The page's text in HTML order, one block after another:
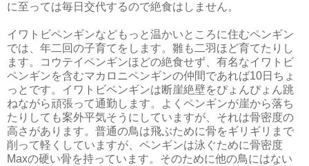
に至っては毎日交代するので絶食はしません。
イワトビペンギンなどもっと温かいところに住むペンギン
では、年二回の子育てをします。雛も二羽ほど育てたりし
ます。コウテイペンギンほどの絶食せず、有名なイワトビ
ペンギンを含むマカロニペンギンの仲間であれば10日ちょ
っとです。イワトビペンギンは断崖絶壁をぴょんぴょん跳
ねながら頑張って通勤します。よくペンギンが崖から落ち
たりしても案外平気そうにしていますが、それは骨密度の
高さがあります。普通の鳥は飛ぶために骨をギリギリまで
削って軽くしていますが、ペンギンは泳ぐために骨密度
Maxの硬い骨を持っています。そのために他の鳥にはない